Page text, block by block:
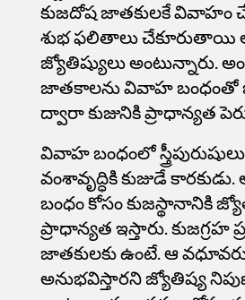
కుజదోష జాతకులకే
శుభ ఫలితాలు చేకూరుతాయి
జ్యోతిష్యులు అంటున్నారు.
జాతకాలను వివాహ బంధంతో
ద్వారా కుజునికి ప్రాధాన్యత
వివాహ బంధంలో
వంశావృద్ధికి కుజుడే కారకుడు.
బంధం కోసం కుజస్థానానికి
ప్రాధాన్యత ఇస్తారు. కుజగ్రహ
జాతకులకు ఉంటే. ఆ
అనుభవిస్తారని జ్యోతిష్య